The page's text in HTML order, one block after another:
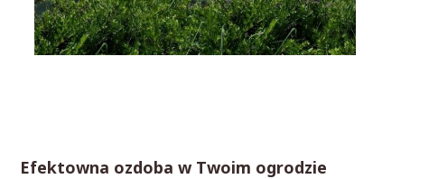
Efektowna ozdoba w Twoim ogrodzie